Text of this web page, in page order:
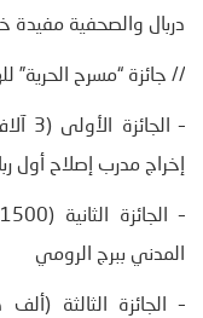
دربال والصحفية مفيدة
// جائزة “مسرح الحرية”
إخراج مدرب إصلاح أول
المدني ببرج الرومي
– الجائزة الثالثة